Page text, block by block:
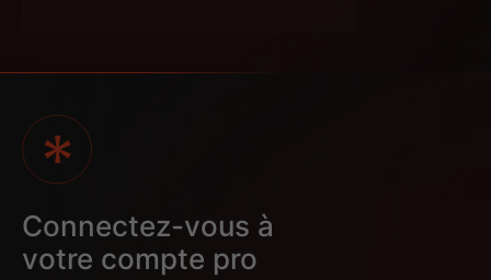
3D FOUR BRDV
AUTOMATA
Connectez-vous à
votre compte pro